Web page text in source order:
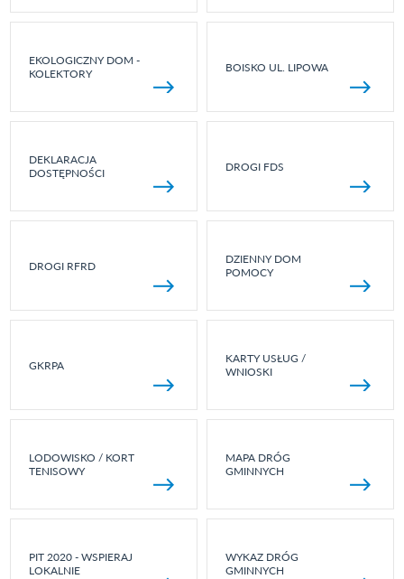
EKOLOGICZNY DOM -
KOLEKTORY
BOISKO UL. LIPOWA
DEKLARACJA
DOSTĘPNOŚCI
DROGI FDS
DROGI RFRD
DZIENNY DOM
POMOCY
GKRPA
KARTY USŁUG /
WNIOSKI
LODOWISKO / KORT
TENISOWY
MAPA DRÓG
GMINNYCH
PIT 2020 - WSPIERAJ
LOKALNIE
WYKAZ DRÓG
GMINNYCH